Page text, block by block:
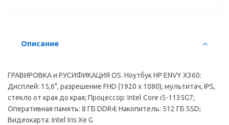
Описание
ГРАВИРОВКА и РУСИФИКАЦИЯ OS. Ноутбук HP ENVY X360:
Дисплей: 15,6", разрешение FHD (1920 x 1080), мультитач, IPS,
стекло от края до края; Процессор: Intel Core i5-1135G7;
Оперативная память: 8 ГБ DDR4; Накопитель: 512 ГБ SSD;
Видеокарта: Intel Iris Xe G